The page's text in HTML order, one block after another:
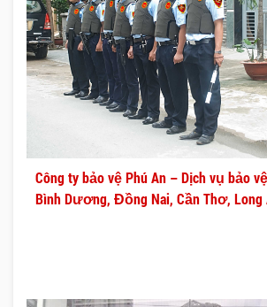
Công ty bảo vệ Phú An – Dịch vụ bảo
Bình Dương, Đồng Nai, Cần Thơ, Long